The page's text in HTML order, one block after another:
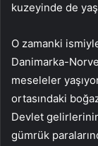
kuzeyinde de
O zamanki
Danimarka-
meseleler
ortasındaki
Devlet
gümrük